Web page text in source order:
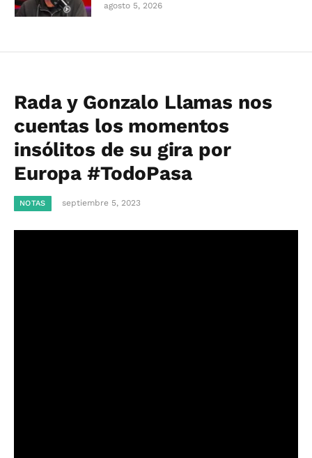
agosto 5, 2026
Rada y Gonzalo Llamas nos
cuentas los momentos
insólitos de su gira por
Europa #TodoPasa
NOTAS septiembre 5, 2023